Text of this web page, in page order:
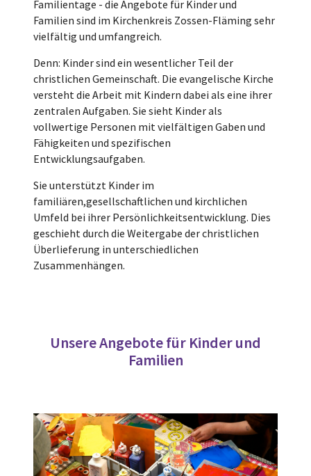
Familientage - die Angebote für Kinder und
Familien sind im Kirchenkreis Zossen-Fläming sehr
vielfältig und umfangreich.
Denn: Kinder sind ein wesentlicher Teil der
christlichen Gemeinschaft. Die evangelische Kirche
versteht die Arbeit mit Kindern dabei als eine ihrer
zentralen Aufgaben. Sie sieht Kinder als
vollwertige Personen mit vielfältigen Gaben und
Fähigkeiten und spezifischen
Entwicklungsaufgaben.
Sie unterstützt Kinder im
familiären,gesellschaftlichen und kirchlichen
Umfeld bei ihrer Persönlichkeitsentwicklung. Dies
geschieht durch die Weitergabe der christlichen
Überlieferung in unterschiedlichen
Zusammenhängen.
Unsere Angebote für Kinder und
Familien